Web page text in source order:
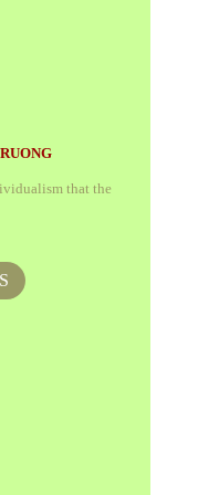
that the